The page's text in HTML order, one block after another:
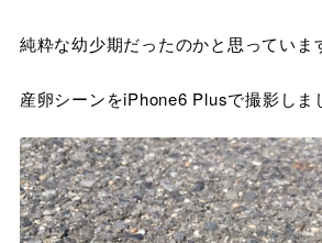
純粋な幼少期だったのかと思っていま
産卵シーンをiPhone6 Plusで撮影しま